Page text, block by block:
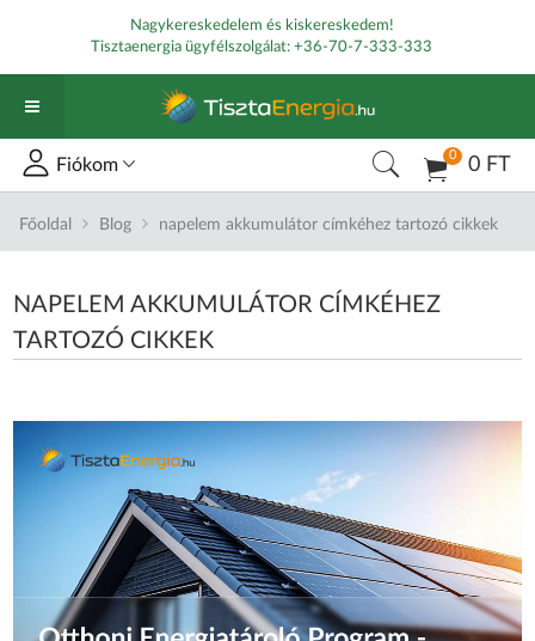
Nagykereskedelem és kiskereskedem!
Tisztaenergia ügyfélszolgálat: +36-70-7-333-333
0 0 FT
Fiókom
Főoldal Blog napelem akkumulátor címkéhez tartozó cikkek
NAPELEM AKKUMULÁTOR CÍMKÉHEZ
TARTOZÓ CIKKEK